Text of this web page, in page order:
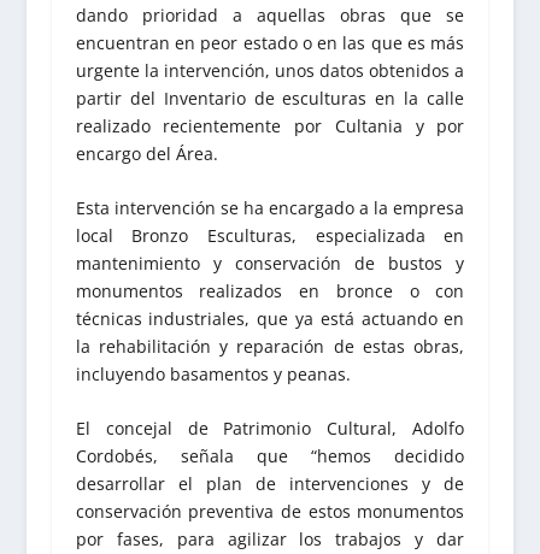
dando prioridad a aquellas obras que se
encuentran en peor estado o en las que es más
urgente la intervención, unos datos obtenidos a
partir del Inventario de esculturas en la calle
realizado recientemente por Cultania y por
encargo del Área.
Esta intervención se ha encargado a la empresa
local Bronzo Esculturas, especializada en
mantenimiento y conservación de bustos y
monumentos realizados en bronce o con
técnicas industriales, que ya está actuando en
la rehabilitación y reparación de estas obras,
incluyendo basamentos y peanas.
El concejal de Patrimonio Cultural, Adolfo
Cordobés, señala que “hemos decidido
desarrollar el plan de intervenciones y de
conservación preventiva de estos monumentos
por fases, para agilizar los trabajos y dar